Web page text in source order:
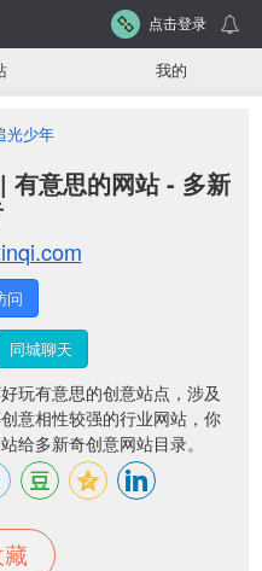
点击登录
我的
光少年
有意思的网站 - 多新
问
同城聊天
玩有意思的创意站点，涉及
意相性较强的行业网站，你
给多新奇创意网站目录。